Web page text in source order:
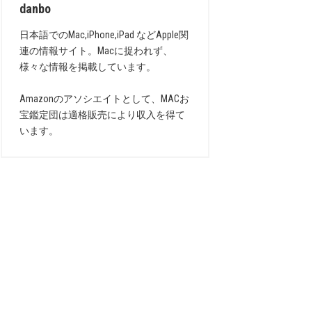
danbo
日本語でのMac,iPhone,iPad などApple関
連の情報サイト。Macに捉われず、
様々な情報を掲載しています。
Amazonのアソシエイトとして、MACお
宝鑑定団は適格販売により収入を得て
います。